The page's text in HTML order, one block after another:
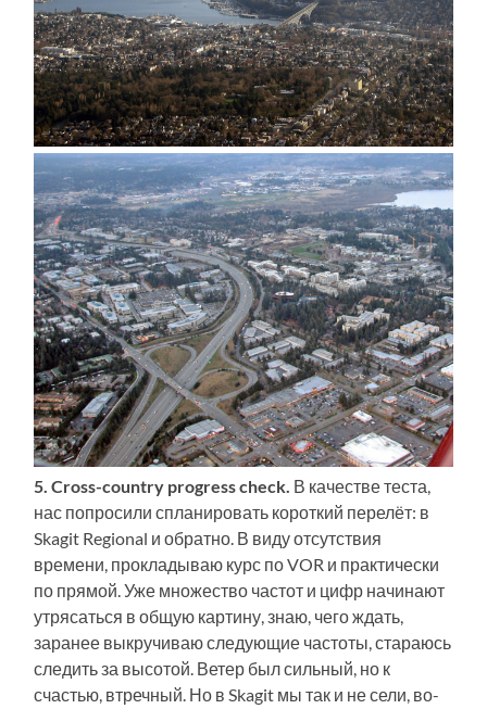
5. Cross-country progress check. В качестве теста,
нас попросили спланировать короткий перелёт: в
Skagit Regional и обратно. В виду отсутствия
времени, прокладываю курс по VOR и практически
по прямой. Уже множество частот и цифр начинают
утрясаться в общую картину, знаю, чего ждать,
заранее выкручиваю следующие частоты, стараюсь
следить за высотой. Ветер был сильный, но к
счастью, втречный. Но в Skagit мы так и не сели, во-